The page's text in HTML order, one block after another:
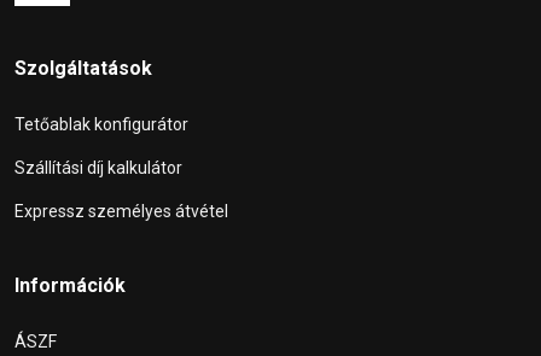
Szolgáltatások
Tetőablak konfigurátor
Szállítási díj kalkulátor
Expressz személyes átvétel
Információk
ÁSZF